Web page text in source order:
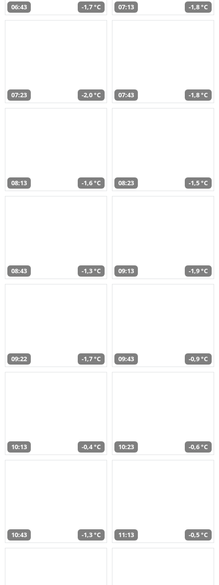
06:43 -1,7 °C 07:13 -1,8 °C
07:23 -2,0 °C 07:43 -1,8 °C
08:13 -1,6 °C 08:23 -1,5 °C
08:43 -1,3 °C 09:13 -1,9 °C
09:22 -1,7 °C 09:43 -0,9 °C
10:13 -0,4 °C 10:23 -0,6 °C
10:43 -1,3 °C 11:13 -0,5 °C